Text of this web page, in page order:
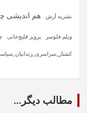
نشریه آرش هم اندیشی
ویلم فلوسر پرویز قلیچ‌خانی
مطالب دیگر...